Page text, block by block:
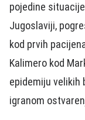
pojedine
Jugoslaviji,
kod prvih
Kalimero kod
epidemiju velikih
igranom